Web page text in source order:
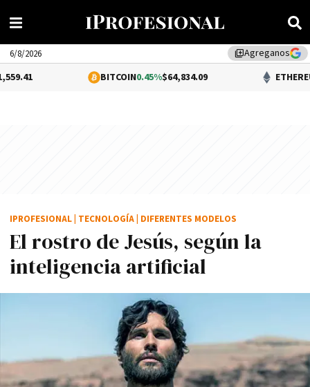
library_addAgreganos
6/8/2026
0.45%$64,834.09 0.6%
El rostro de Jesús, según la
inteligencia artificial
IPROFESIONAL TECNOLOGÍA DIFERENTES MODELOS